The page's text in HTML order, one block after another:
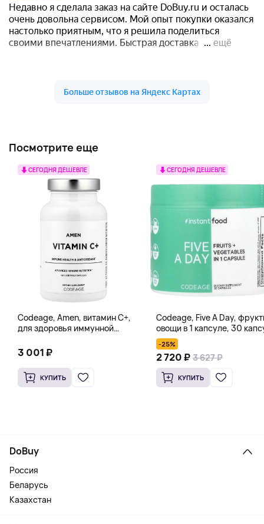
Посмотрите еще
СЕГОДНЯ ДЕШЕВЛЕ
Codeage, Amen, витамин C+,
для здоровья иммунной
вегетарианских капсул
3 001 ₽
КУПИТЬ
СЕГОДНЯ ДЕШЕВЛЕ
Codeage, Five A Day,
овощи в 1 капсуле, 30
-25%
2 720 ₽ 3 627 ₽
КУПИТЬ
DoBuy
Россия
Беларусь
Казахстан